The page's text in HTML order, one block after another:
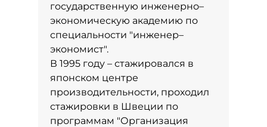
государственную инженерно–
экономическую академию по
специальности "инженер–
экономист".
В 1995 году – стажировался в
японском центре
производительности, проходил
стажировки в Швеции по
программам "Организация